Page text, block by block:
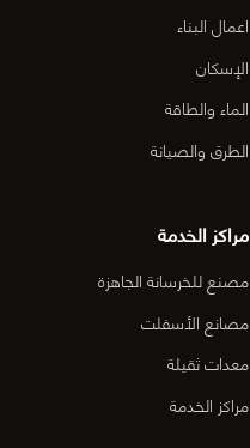
اعمال البناء
الإسكان
الماء والطاقة
الطرق والصيانة
مراكز الخدمة
مصنع للخرسانة الجاهزة
مصانع الأسفلت
معدات ثقيلة
مراكز الخدمة